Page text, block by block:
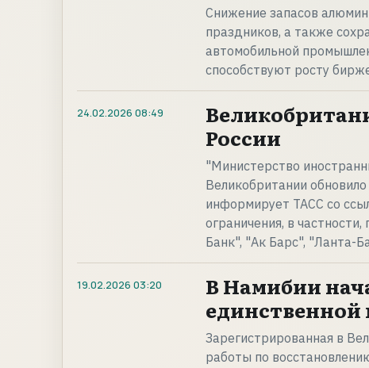
Снижение запасов
праздников, а также
автомобильной
способствуют росту
24.02.2026 08:49
России
"Министерство
Великобритании
информирует ТАСС со
ограничения, в
Банк", "Ак Барс", "Ланта-
19.02.2026 03:20
В Намибии
Зарегистрированная в
работы по